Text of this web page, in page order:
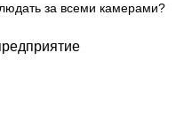
за всеми камерами?